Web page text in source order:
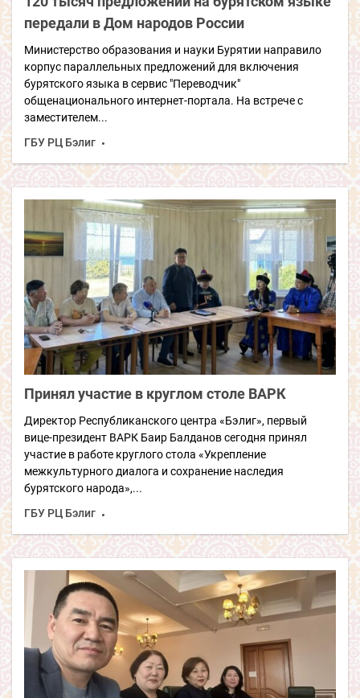
передали в Дом народов России
Министерство образования и науки Бурятии направило
корпус параллельных предложений для включения
бурятского языка в сервис "Переводчик"
общенационального интернет-портала. На встрече с
заместителем...
ГБУ РЦ Бэлиг
Принял участие в круглом столе ВАРК
Директор Республиканского центра «Бэлиг», первый
вице-президент ВАРК Баир Балданов сегодня принял
участие в работе круглого стола «Укрепление
межкультурного диалога и сохранение наследия
бурятского народа»,...
ГБУ РЦ Бэлиг